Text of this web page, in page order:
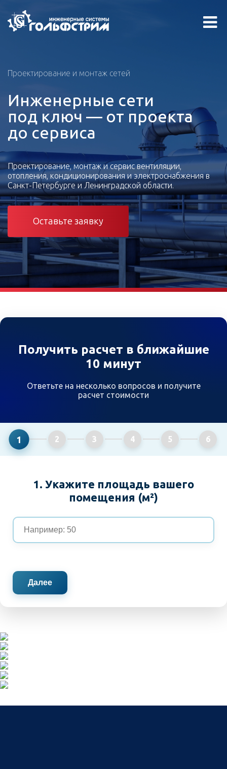
Проектирование и монтаж сетей
Инженерные сети
под ключ — от проекта
до сервиса
Проектирование, монтаж и сервис вентиляции,
отопления, кондиционирования и электроснабжения в
Санкт-Петербурге и Ленинградской области.
Оставьте заявку
Получить расчет в ближайшие
10 минут
Ответьте на несколько вопросов и получите
расчет стоимости
1 2 3 4 5 6
1. Укажите площадь вашего
помещения (м²)
Далее